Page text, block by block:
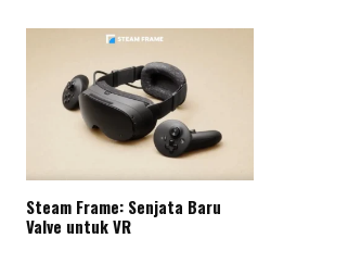
Steam Frame: Senjata Baru
Valve untuk VR